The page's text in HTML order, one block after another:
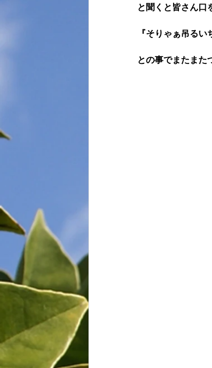
と聞くと皆さん口
『そりゃぁ吊るい
との事でまたまた